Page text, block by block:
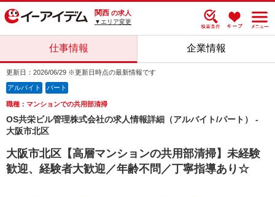
関西 の求人
▼エリア変更
仕事情報 企業情報
更新日：2026/06/29 ※更新日時点の最新情報です
アルバイト パート
職種：マンションでの共用部清掃
OS共栄ビル管理株式会社の求人情報詳細（アルバイト/パート） -
大阪市北区
大阪市北区【高層マンションの共用部清掃】未経験
歓迎、経験者大歓迎／年齢不問／丁寧指導あり☆